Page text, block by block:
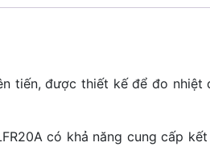
tiến, được thiết kế để đo
có khả năng cung cấp